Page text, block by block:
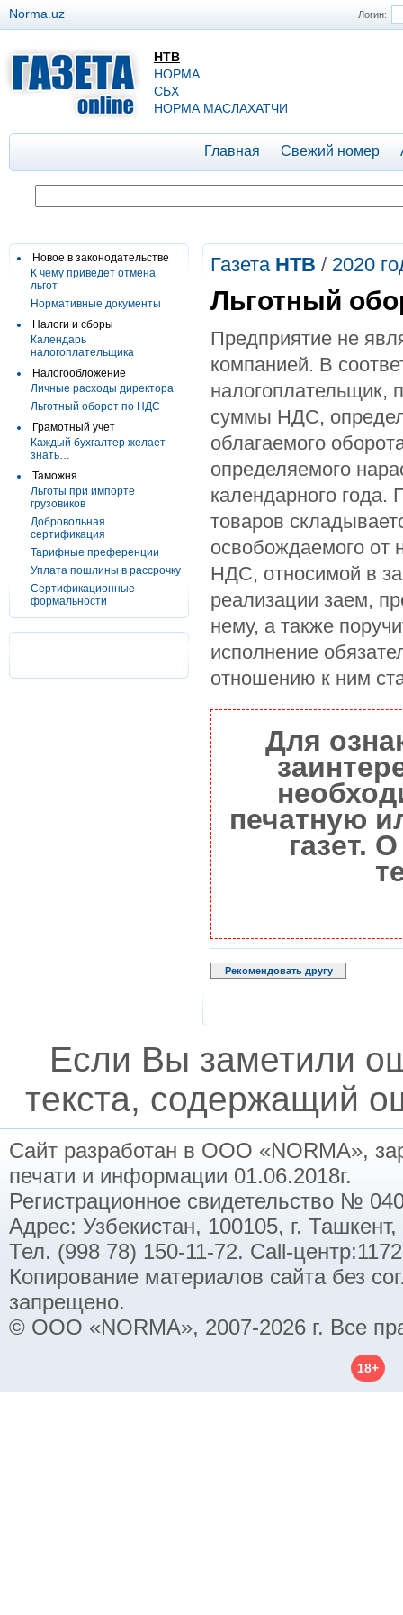
Логин:
Norma.uz
НТВ
НОРМА
СБХ
НОРМА МАСЛАХАТЧИ
Главная Свежий номер
Новое в законодательстве
К чему приведет отмена
льгот
Нормативные документы
Налоги и сборы
Календарь
налогоплательщика
Налогообложение
Личные расходы директора
Льготный оборот по НДС
Грамотный учет
Каждый бухгалтер желает
знать…
Таможня
Льготы при импорте
грузовиков
Добровольная
сертификация
Тарифные преференции
Уплата пошлины в рассрочку
Сертификационные
формальности
Газета НТВ / 2020
Льготный
Предприятие не
компанией. В
налогоплательщик,
суммы НДС,
облагаемого
определяемого
календарного
товаров
освобождаемого от
НДС, относимой в
реализации заем,
нему, а также
исполнение
отношению к ним
Для
печатную
газет.
Рекомендовать другу
Если Вы заметили
текста, содержащий
Сайт разработан в ООО «NORMA»,
печати и информации 01.06.2018г.
Регистрационное свидетельство №
Адрес: Узбекистан, 100105, г.
Тел. (998 78) 150-11-72. Call-
Копирование материалов сайта без
запрещено.
© ООО «NORMA», 2007-2026 г. Все
18+